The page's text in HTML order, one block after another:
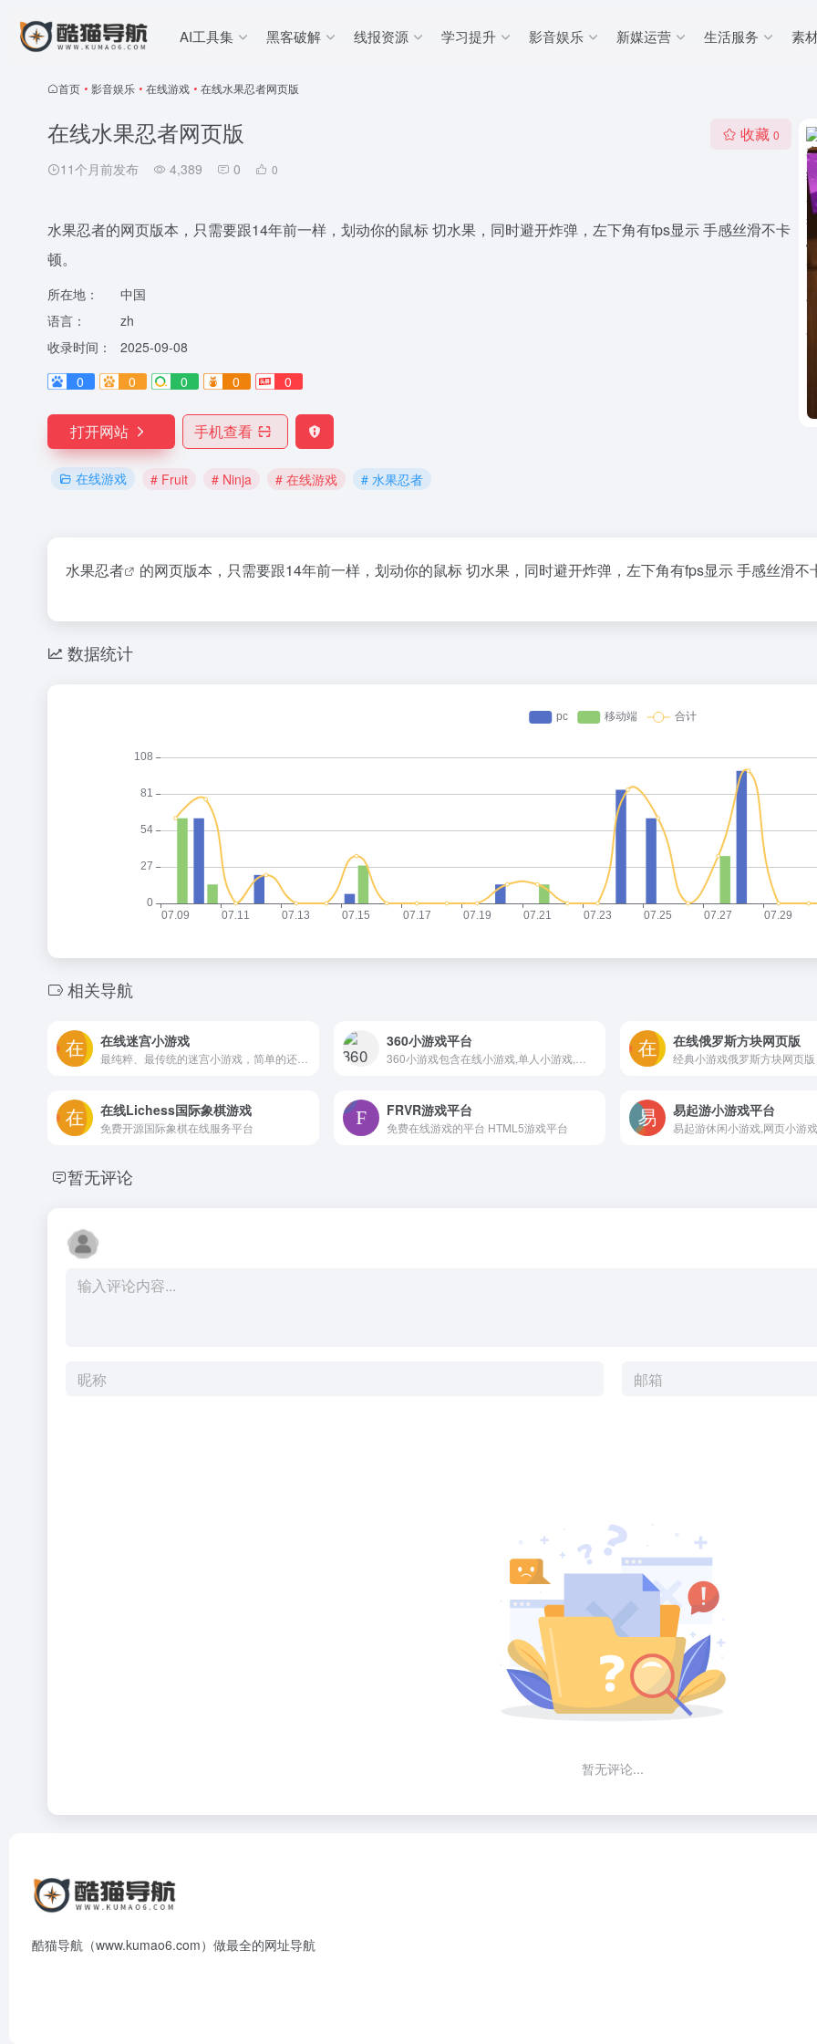
AI工具集 黑客破解 线报资源 学习提升 影音娱乐 新媒运营 生活服务 素
首页 • 影音娱乐 • 在线游戏 • 在线水果忍者网页版
在线水果忍者网页版
11个月前发布 4,389 0 0
收藏 0
水果忍者的网页版本，只需要跟14年前一样，划动你的鼠标 切水果，同时避开炸弹，左下角有fps显示 手感丝滑不卡
顿。
所在地：
中国
语言：
zh
收录时间：
2025-09-08
0
0 0 0 0
打开网站 手机查看
在线游戏 # Fruit # Ninja # 在线游戏 # 水果忍者
水果忍者 的网页版本，只需要跟14年前一样，划动你的鼠标 切水果，同时避开炸弹，左下角有fps显示 手感丝滑不
数据统计
相关导航
在线迷宫小游戏 360小游戏平台 在线俄罗斯方块网页版
在线Lichess国际象棋游戏
免费开源国际象棋在线服务平台
FRVR游戏平台
免费在线游戏的平台 HTML5游戏平台
易起游小游戏平台
暂无评论
暂无评论...
酷猫导航（www.kumao6.com）做最全的网址导航